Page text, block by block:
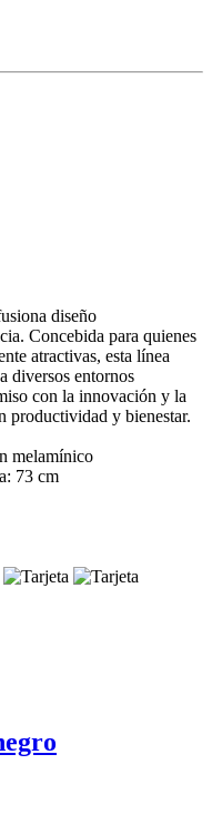
diseño
Concebida para quienes
atractivas, esta línea
diversos entornos
con la innovación y la
productividad y bienestar.
melamínico
73 cm